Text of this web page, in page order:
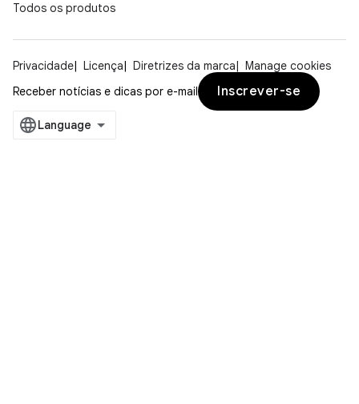
Todos os produtos
Privacidade Licença Diretrizes da marca
Manage cookies
Receber notícias e dicas por e-mail
Inscrever-se